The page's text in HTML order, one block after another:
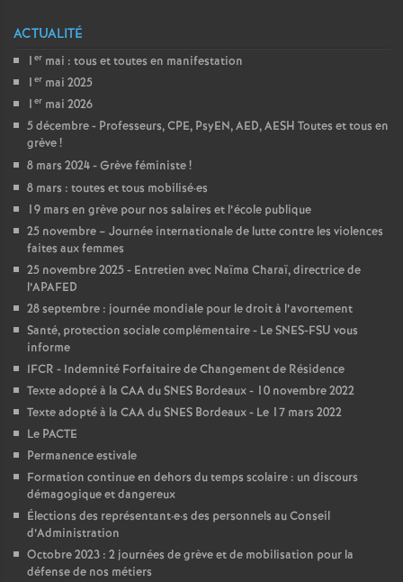
ACTUALITÉ
1 er mai : tous et toutes en manifestation
1 er mai 2025
1 er mai 2026
5 décembre - Professeurs, CPE, PsyEN, AED, AESH Toutes et tous en
grève!
8 mars 2024 - Grève féministe!
8 mars : toutes et tous mobilisé·es
19 mars en grève pour nos salaires et l’école publique
25 novembre – Journée internationale de lutte contre les violences
faites aux femmes
25 novembre 2025 - Entretien avec Naïma Charaï, directrice de
l’APAFED
28 septembre : journée mondiale pour le droit à l’avortement
Santé, protection sociale complémentaire - Le SNES-FSU vous
informe
IFCR - Indemnité Forfaitaire de Changement de Résidence
Texte adopté à la CAA du SNES Bordeaux - 10 novembre 2022
Texte adopté à la CAA du SNES Bordeaux - Le 17 mars 2022
Le PACTE
Permanence estivale
Formation continue en dehors du temps scolaire : un discours
démagogique et dangereux
Élections des représentant·e·s des personnels au Conseil
d’Administration
Octobre 2023 : 2 journées de grève et de mobilisation pour la
défense de nos métiers